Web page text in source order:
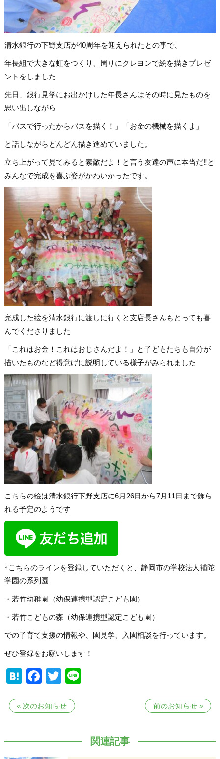
清水銀行の下野支店が40周年を迎えられたとの事で、
年長組で大きな虹をつくり、周りにクレヨンで絵を描きプレゼ
ントをしました
先日、銀行見学にお出かけした年長さんはその時に見たものを
思い出しながら
「バスで行ったからバスを描く！」「お金の機械を描くよ」
と話しながらどんどん描き進めていました。
立ち上がって見てみると素敵だよ！と言う友達の声に本当だ‼と
みんなで完成を喜ぶ姿がかわいかったです。
完成した絵を清水銀行に渡しに行くと支店長さんもとっても喜
んでくださりました
「これはお金！これはおじさんだよ！」と子どもたちも自分が
描いたものなど得意げに説明している様子がみられました
こちらの絵は清水銀行下野支店に6月26日から7月11日まで飾ら
れる予定のようです
↑こちらのラインを登録していただくと、静岡市の学校法人補陀
学園の系列園
・若竹幼稚園（幼保連携型認定こども園）
・若竹こどもの森（幼保連携型認定こども園）
での子育て支援の情報や、園見学、入園相談を行っています。
ぜひ登録をお願いします！
Hatena
Facebook
Twitter
前のお知らせ»
« 次のお知らせ
関連記事